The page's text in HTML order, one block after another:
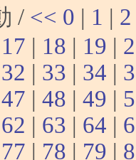
/ << 0 | 1 | 2
17 | 18 | 19 |
32 | 33 | 34 |
47 | 48 | 49 |
62 | 63 | 64 |
77 | 78 | 79 |